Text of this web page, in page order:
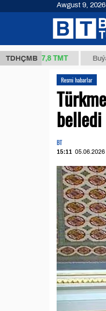
TDHÇMB
37,8 ТМТ Buýan
Resmi habarlar
BT
15:11 05.06.2026
Awgust 9, 2026